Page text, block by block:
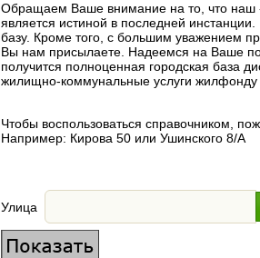
Обращаем Ваше внимание на то, что наш
является истиной в последней
базу. Кроме того, с большим уважением
Вы нам присылаете. Надеемся на Ваше
получится полноценная городская база
жилищно-коммунальные услуги жилфонду
Чтобы воспользоваться справочником,
Например: Кирова 50 или Ушинского 8/А
Улица